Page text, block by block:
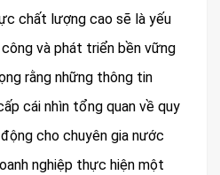
chất lượng cao sẽ là yếu
và phát triển bền vững
rằng những thông tin
cái nhìn tổng quan về quy
cho chuyên gia nước
nghiệp thực hiện một